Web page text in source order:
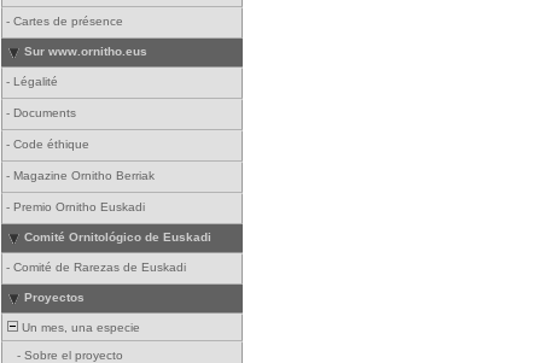
- Cartes de présence
Sur www.ornitho.eus
- Légalité
- Documents
- Code éthique
- Magazine Ornitho Berriak
- Premio Ornitho Euskadi
Comité Ornitológico de Euskadi
- Comité de Rarezas de Euskadi
Proyectos
Un mes, una especie
- Sobre el proyecto